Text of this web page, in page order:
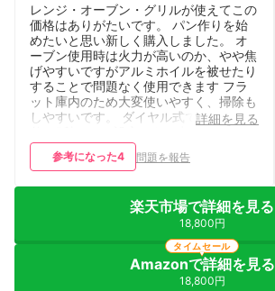
レンジ・オーブン・グリルが使えてこの
価格はありがたいです。 パン作りを始
めたいと思い新しく購入しました。 オ
ーブン使用時は火力が高いのか、やや焦
げやすいですがアルミホイルを被せたり
することで問題なく使用できます フラ
ット庫内のため大変使いやすく、掃除も
しやすいです。 ダイヤル式での時間調
す。 見た目もシンプルで気に入ってい
ます。価格も安く、コスパはかなり良い
詳細を見る
参考になった4 問題を報告
楽天市場で詳細を見る
18,800円
Amazonで詳細を見る
18,800円
タイムセール